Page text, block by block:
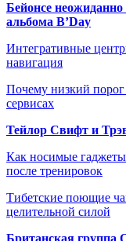
Бейонсе
альбома B’Day
Интегративные
навигация
Почему низкий
сервисах
Тейлор Свифт и
Как носимые гаджеты
после тренировок
Тибетские поющие
целительной силой
Британская группа